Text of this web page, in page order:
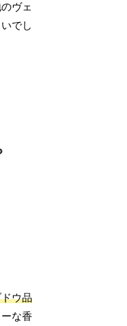
ヴェ
でし
ウ品
な香